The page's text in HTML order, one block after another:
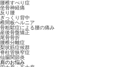
腰椎すべり症
坐骨神経痛
反り腰
ぎっくり背中
椎間板ヘルニア
骨粗鬆症による腰の痛み
産後骨盤矯正
尾骨骨折
腰椎分離症
梨状筋症候群
脊柱管狭窄症
仙腸関節炎
肩のお悩み